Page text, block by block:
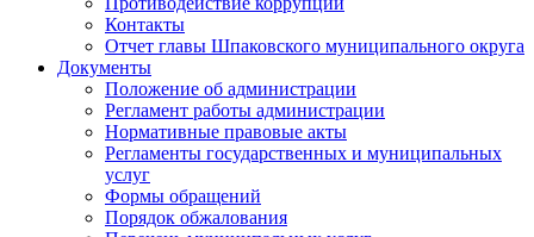
Контакты
Отчет главы Шпаковского муниципального округа
Документы
Положение об администрации
Регламент работы администрации
Нормативные правовые акты
Регламенты государственных и муниципальных
услуг
Формы обращений
Порядок обжалования